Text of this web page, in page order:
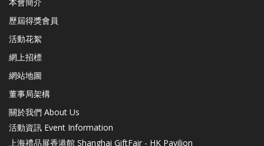
歷屆得獎會員
活動花絮
網上招標
網站地圖
董事局架構
關於我們 About Us
活動資訊 Event Information
上海禮品展香港館 Shanghai GiftFair - HK Pavilion